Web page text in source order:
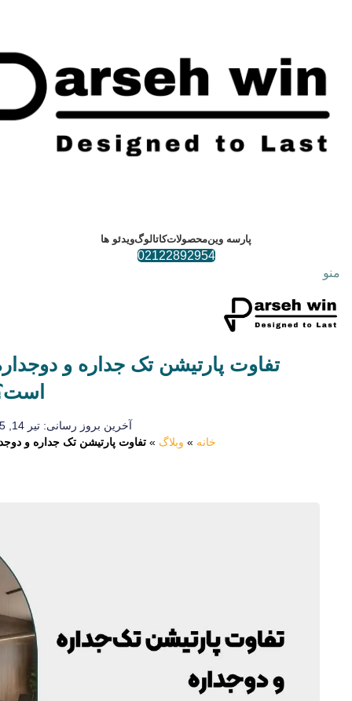
پارسه وینمحصولاتکاتالوگویدئو ها
02122892954
منو
تفاوت پارتیشن تک‌ جداره و
آخرین بروز رسانی: تیر 14, 1405
خانه » وبلاگ »تفاوت پارتیشن تک‌ جداره و